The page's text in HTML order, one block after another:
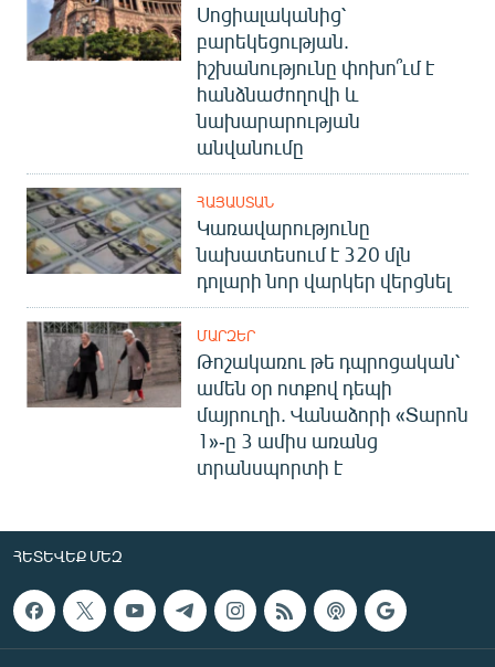
Սոցիալականից՝
բարեկեցության.
իշխանությունը փոխո՞ւմ է
հանձնաժողովի և
նախարարության
անվանումը
ՀԱՅԱՍՏԱՆ
Կառավարությունը
նախատեսում է 320 մլն
դոլարի նոր վարկեր վերցնել
ՄԱՐԶԵՐ
Թոշակառու թե դպրոցական՝
ամեն օր ոտքով դեպի
մայրուղի. Վանաձորի «Տարոն
1»-ը 3 ամիս առանց
տրանսպորտի է
ՀԵՏԵՎԵՔ ՄԵԶ